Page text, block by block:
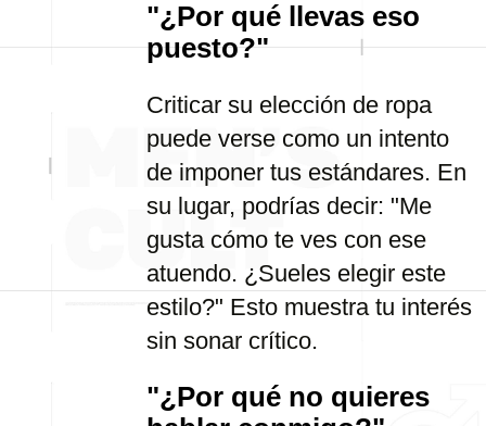
"¿Por qué llevas eso
puesto?"
Criticar su elección de ropa
puede verse como un intento
de imponer tus estándares. En
su lugar, podrías decir: "Me
gusta cómo te ves con ese
atuendo. ¿Sueles elegir este
estilo?" Esto muestra tu interés
sin sonar crítico.
"¿Por qué no quieres